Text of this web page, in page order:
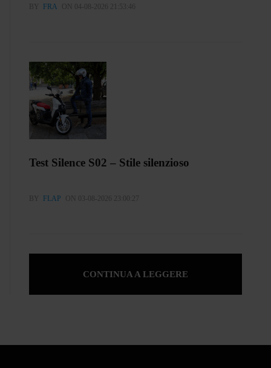
BY FRA ON 04-08-2026 21:53:46
Test Silence S02 – Stile silenzioso
BY FLAP ON 03-08-2026 23:00:27
CONTINUA A LEGGERE